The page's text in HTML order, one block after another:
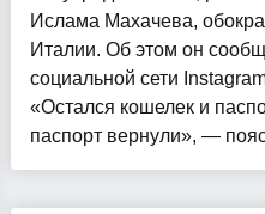
Ислама Махачева,
Италии. Об этом он
социальной сети
«Остался кошелек и
паспорт вернули», —